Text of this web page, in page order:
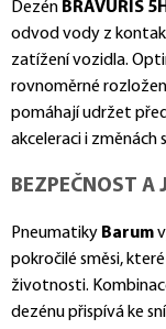
Dezén BRAVURIS
odvod vody z
zatížení vozidla.
rovnoměrné
pomáhají udržet
akceleraci i změnách
BEZPEČNOST A
Pneumatiky Barum
pokročilé směsi,
životnosti.
dezénu přispívá ke